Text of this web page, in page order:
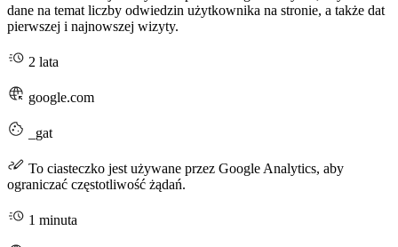
dane na temat liczby odwiedzin użytkownika na stronie, a także dat
pierwszej i najnowszej wizyty.
2 lata
google.com
_gat
To ciasteczko jest używane przez Google Analytics, aby
ograniczać częstotliwość żądań.
1 minuta